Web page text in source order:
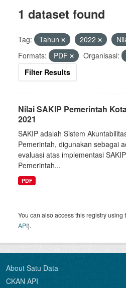
1 dataset found
Tag: Tahun 2022
Formats:
PDF Organisasi:
Filter Results
Nilai SAKIP Pemerintah
2021
SAKIP adalah Sistem
Pemerintah, digunakan sebagai
evaluasi atas implementasi
Pemerintah...
PDF
You can also access this registry using
API).
About Satu Data
CKAN API